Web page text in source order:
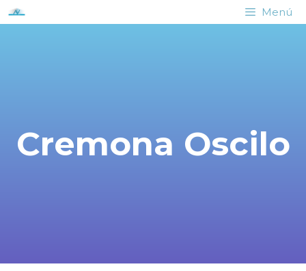
Menú
Cremona Oscilo